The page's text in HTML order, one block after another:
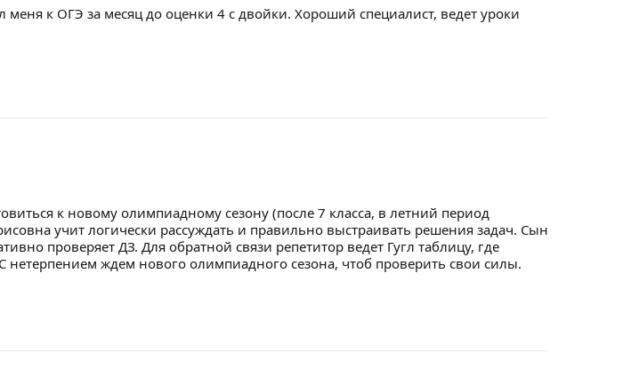
к ОГЭ за месяц до оценки 4 с двойки. Хороший специалист, ведет уроки
к новому олимпиадному сезону (после 7 класса, в летний период
учит логически рассуждать и правильно выстраивать решения задач. Сын
проверяет ДЗ. Для обратной связи репетитор ведет Гугл таблицу, где
нетерпением ждем нового олимпиадного сезона, чтоб проверить свои силы.